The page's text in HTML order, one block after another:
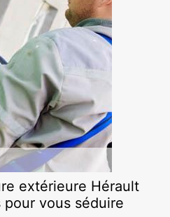
extérieure Hérault
vous séduire